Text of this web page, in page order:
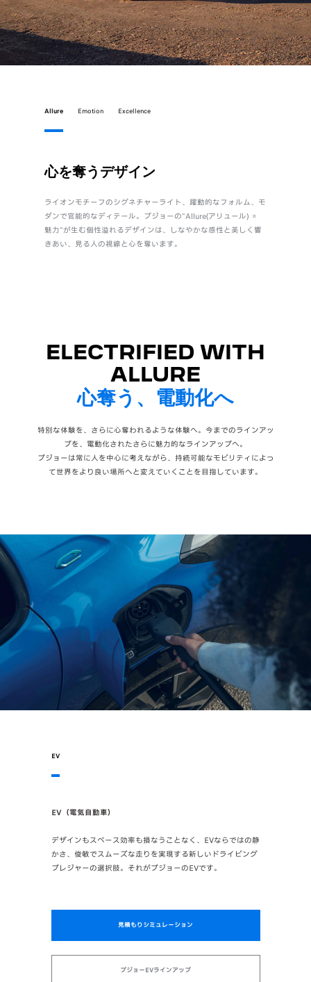
心を奪うデザイン
ライオンモチーフのシグネチャーライト、躍動的なフォルム、モ
ダンで官能的なディテール。プジョーの"Allure(アリュール) ＝
魅力"が生む個性溢れるデザインは、しなやかな感性と美しく響
きあい、見る人の視線と心を奪います。
Allure Emotion Excellence
ELECTRIFIED WITH
ALLURE
心奪う、電動化へ
特別な体験を、さらに心奪われるような体験へ。今までのラインアッ
プを、電動化されたさらに魅力的なラインアップへ。
プジョーは常に人を中心に考えながら、持続可能なモビリティによっ
て世界をより良い場所へと変えていくことを目指しています。
EV（電気自動車）
デザインもスペース効率も損なうことなく、EVならではの静
かさ、俊敏でスムーズな走りを実現する新しいドライビング
プレジャーの選択肢。それがプジョーのEVです。
見積もりシミュレーション
プジョーEVラインアップ
EV